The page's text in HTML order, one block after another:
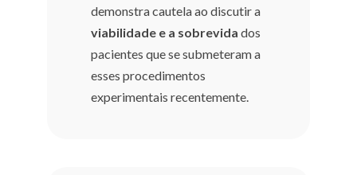
demonstra cautela ao discutir a
viabilidade e a sobrevida dos
pacientes que se submeteram a
esses procedimentos
experimentais recentemente.